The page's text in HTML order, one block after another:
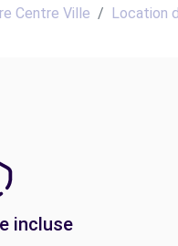
Centre Ville Location
incluse